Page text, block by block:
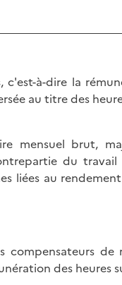
à-dire la
au titre des
mensuel brut,
du
liées au
de
des heures